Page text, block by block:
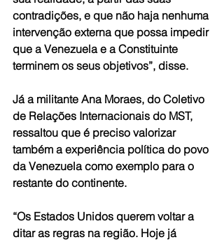
contradições, e que não haja nenhuma
intervenção externa que possa impedir
que a Venezuela e a Constituinte
terminem os seus objetivos”, disse.
Já a militante Ana Moraes, do Coletivo
de Relações Internacionais do MST,
ressaltou que é preciso valorizar
também a experiência política do povo
da Venezuela como exemplo para o
restante do continente.
“Os Estados Unidos querem voltar a
ditar as regras na região. Hoje já